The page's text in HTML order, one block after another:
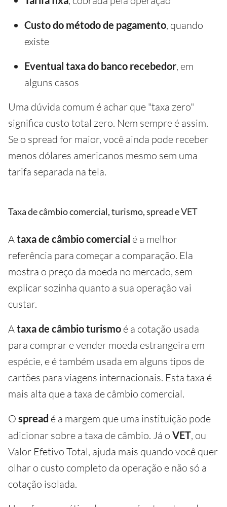
Custo do método de pagamento, quando
existe
Eventual taxa do banco recebedor, em
alguns casos
Uma dúvida comum é achar que "taxa zero"
significa custo total zero. Nem sempre é assim.
Se o spread for maior, você ainda pode receber
menos dólares americanos mesmo sem uma
tarifa separada na tela.
Taxa de câmbio comercial, turismo, spread e VET
Ataxa de câmbio comercial é a melhor
referência para começar a comparação. Ela
mostra o preço da moeda no mercado, sem
explicar sozinha quanto a sua operação vai
custar.
Ataxa de câmbio turismo é a cotação usada
para comprar e vender moeda estrangeira em
espécie, e é também usada em alguns tipos de
cartões para viagens internacionais. Esta taxa é
mais alta que a taxa de câmbio comercial.
O spread é a margem que uma instituição pode
adicionar sobre a taxa de câmbio. Já o VET, ou
Valor Efetivo Total, ajuda mais quando você quer
olhar o custo completo da operação e não só a
cotação isolada.